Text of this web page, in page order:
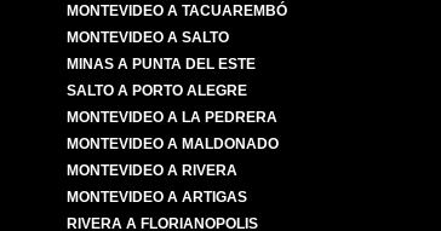
MONTEVIDEO A TACUAREMBÓ
MONTEVIDEO A SALTO
MINAS A PUNTA DEL ESTE
SALTO A PORTO ALEGRE
MONTEVIDEO A LA PEDRERA
MONTEVIDEO A MALDONADO
MONTEVIDEO A RIVERA
MONTEVIDEO A ARTIGAS
RIVERA A FLORIANOPOLIS